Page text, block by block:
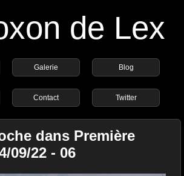
de Lex
Galerie Blog
Contact Twitter
dans Première
09/22 - 06